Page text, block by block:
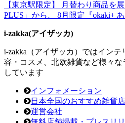
【東京駅限定】 月替わり商品を
PLUS」から、 8月限定『okaki+
i-zakka(アイザッカ)
i-zakka（アイザッカ）ではイン
容・コスメ、北欧雑貨など様々
しています
インフォメーション
日本全国のおすすめ雑貨店
運営会社